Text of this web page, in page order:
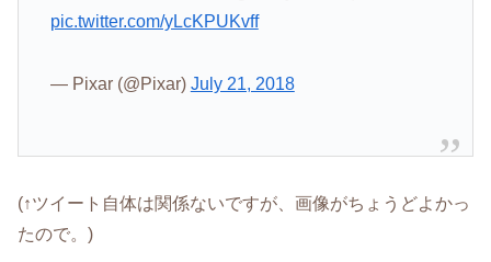
pic.twitter.com/yLcKPUKvff
— Pixar (@Pixar) July 21, 2018
(↑ツイート自体は関係ないですが、画像がちょうどよかっ
たので。)